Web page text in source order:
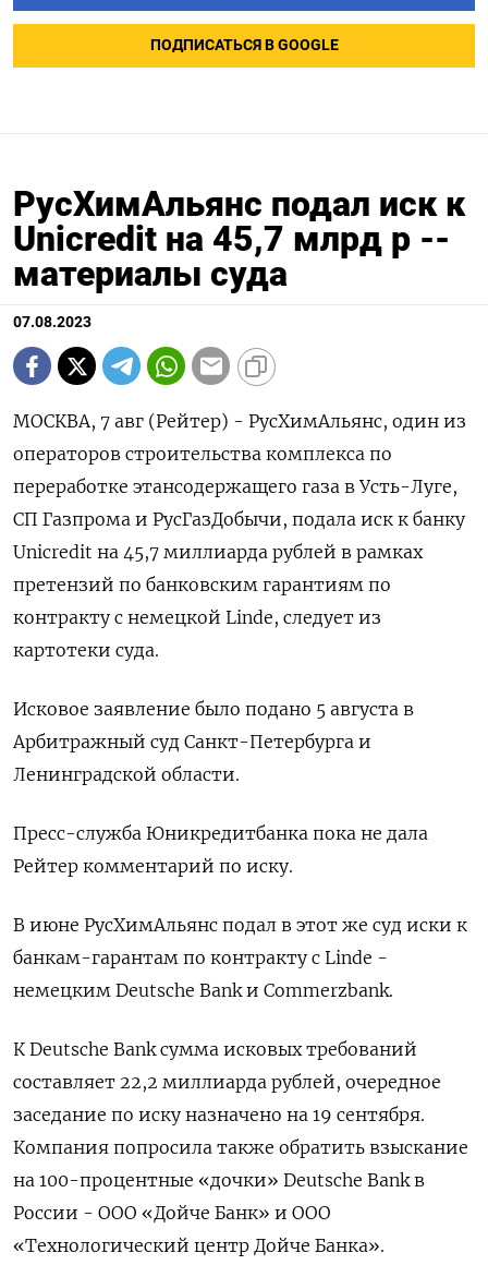
ПОДПИСАТЬСЯ В GOOGLE
РусХимАльянс подал иск к
Unicredit на 45,7 млрд р --
материалы суда
07.08.2023
МОСКВА, 7 авг (Рейтер) - РусХимАльянс, один из
операторов строительства комплекса по
переработке этансодержащего газа в Усть-Луге,
СП Газпрома и РусГазДобычи, подала иск к банку
Unicredit на 45,7 миллиарда рублей в рамках
претензий по банковским гарантиям по
контракту с немецкой Linde, следует из
картотеки суда.
Исковое заявление было подано 5 августа в
Арбитражный суд Санкт-Петербурга и
Ленинградской области.
Пресс-служба Юникредитбанка пока не дала
Рейтер комментарий по иску.
В июне РусХимАльянс подал в этот же суд иски к
банкам-гарантам по контракту с Linde -
немецким Deutsche Bank и Commerzbank.
К Deutsche Bank сумма исковых требований
составляет 22,2 миллиарда рублей, очередное
заседание по иску назначено на 19 сентября.
Компания попросила также обратить взыскание
на 100-процентные «дочки» Deutsche Bank в
России - ООО «Дойче Банк» и ООО
«Технологический центр Дойче Банка».